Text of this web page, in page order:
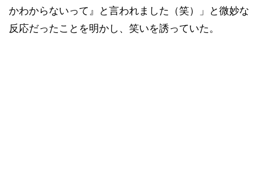
かわからないって』と言われました（笑）」と微妙な
反応だったことを明かし、笑いを誘っていた。